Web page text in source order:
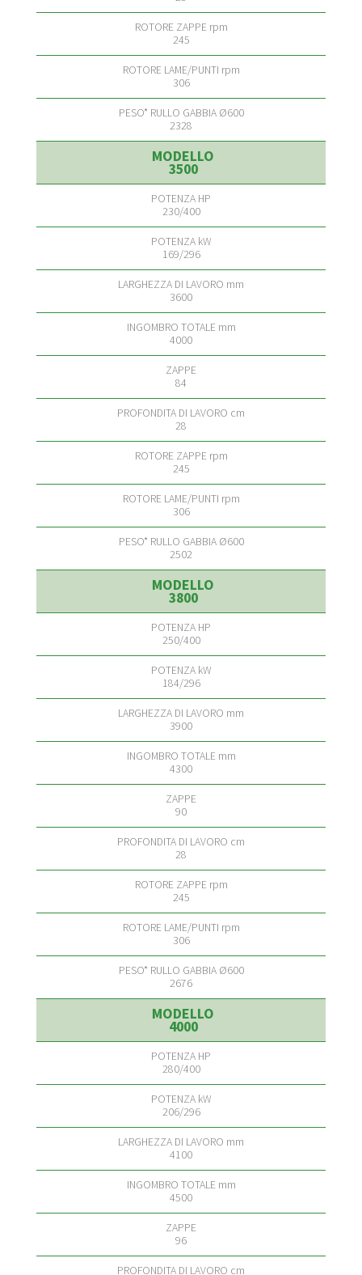
245
306
2328
3500
230/400
169/296
3600
4000
84
28
245
306
2502
3800
250/400
184/296
3900
4300
90
28
245
306
2676
4000
280/400
206/296
4100
4500
96